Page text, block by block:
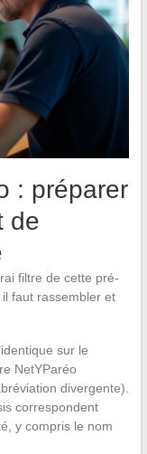
: préparer
de
filtre de cette pré-
faut rassembler et
sur le
NetYParéo
divergente).
correspondent
y compris le nom